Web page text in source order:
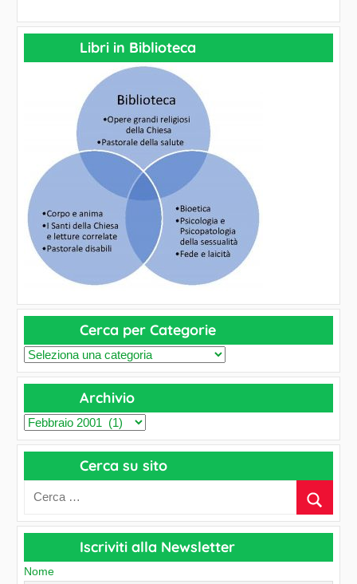
Libri in Biblioteca
Cerca per Categorie
C
e
c
a
e
C
t
Archivio
A
r
h
v
o
Cerca su sito
Iscriviti alla Newsletter
Nome